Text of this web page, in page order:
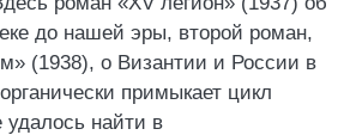
до нашей эры, второй роман,
(1938), о Византии и России в
примыкает цикл
удалось найти в